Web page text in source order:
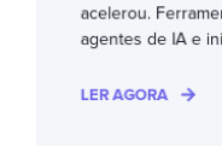
acelerou.
agentes de IA e
LER AGORA